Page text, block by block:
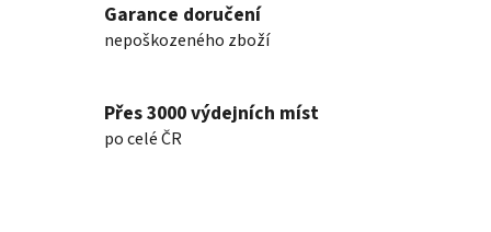
Garance doručení
nepoškozeného zboží
Přes 3000 výdejních míst
po celé ČR